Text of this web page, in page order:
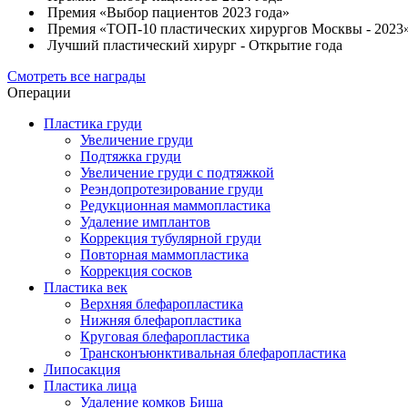
Премия «Выбор пациентов 2023 года»
Премия «ТОП-10 пластических хирургов Москвы -
Лучший пластический хирург - Открытие года
Смотреть все награды
Операции
Пластика груди
Увеличение груди
Подтяжка груди
Увеличение груди с подтяжкой
Реэндопротезирование груди
Редукционная маммопластика
Удаление имплантов
Коррекция тубулярной груди
Повторная маммопластика
Коррекция сосков
Пластика век
Верхняя блефаропластика
Нижняя блефаропластика
Круговая блефаропластика
Трансконъюнктивальная блефаропластика
Липосакция
Пластика лица
Удаление комков Биша